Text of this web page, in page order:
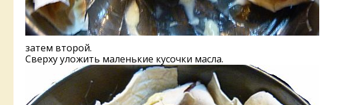
затем второй.
Сверху уложить маленькие кусочки масла.